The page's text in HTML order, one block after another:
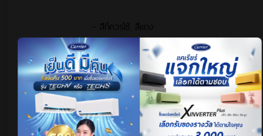
– สีที่ควรใช้: สีแดง
สีชมพู สีส้ม สีเหลือง สี
น้ำตาล สีเขียว
– สีที่ควรเลี่ยง: สีฟ้า
สีดำ สีน้ำเงิน